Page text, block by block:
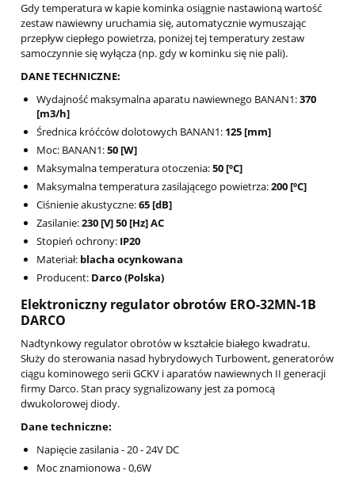
Gdy temperatura w kapie kominka osiągnie nastawioną wartość
zestaw nawiewny uruchamia się, automatycznie wymuszając
przepływ ciepłego powietrza, poniżej tej temperatury zestaw
samoczynnie się wyłącza (np. gdy w kominku się nie pali).
DANE TECHNICZNE:
Wydajność maksymalna aparatu nawiewnego BANAN1:370
[m3/h]
Średnica króćców dolotowych BANAN1: 125 [mm]
Moc: BANAN1:50 [W]
Maksymalna temperatura otoczenia:50 [ºC]
Maksymalna temperatura zasilającego powietrza:200 [ºC]
Ciśnienie akustyczne:65 [dB]
Zasilanie:230 [V] 50 [Hz] AC
Stopień ochrony: IP20
Materiał: blacha ocynkowana
Producent: Darco (Polska)
Elektroniczny regulator obrotów ERO-32MN-1B
DARCO
Nadtynkowy regulator obrotów w kształcie białego kwadratu.
Służy do sterowania nasad hybrydowych Turbowent, generatorów
ciągu kominowego serii GCKV i aparatów nawiewnych II generacji
firmy Darco. Stan pracy sygnalizowany jest za pomocą
dwukolorowej diody.
Dane techniczne:
Napięcie zasilania - 20 - 24V DC
Moc znamionowa - 0,6W